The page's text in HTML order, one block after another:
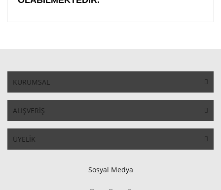
KURUMSAL
ALIŞVERİŞ
ÜYELİK
Sosyal Medya